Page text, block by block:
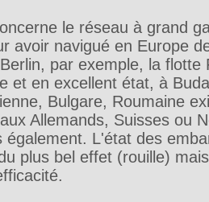
le réseau à grand
avoir navigué en Europe
par exemple, la flotte
et en excellent état, à
Bulgare, Roumaine
Allemands, Suisses ou
également. L'état des
plus bel effet (rouille)